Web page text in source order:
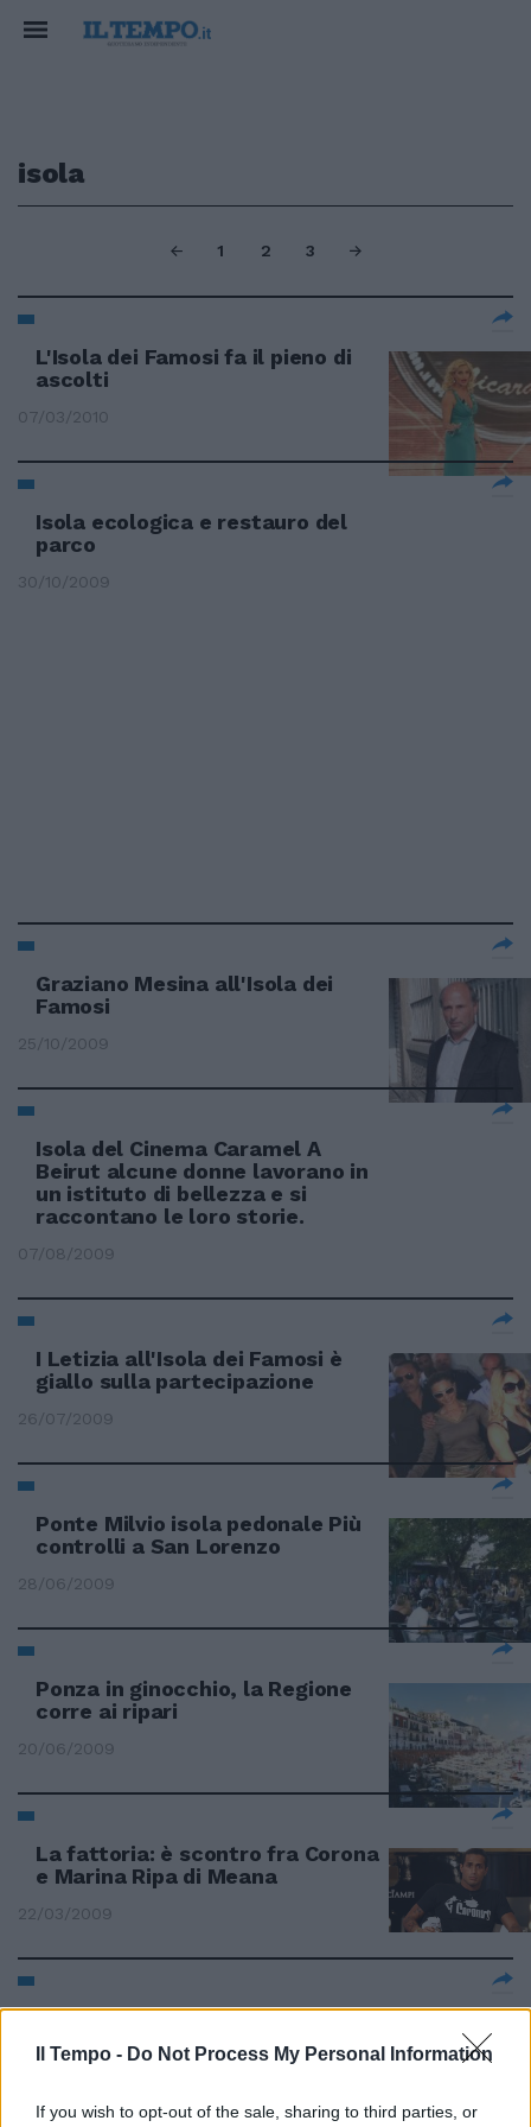
Il Tempo - Do Not Process My Personal Information
If you wish to opt-out of the sale, sharing to third parties, or
isola
1 2 3
L'Isola dei Famosi fa il pieno di
ascolti
07/03/2010
Isola ecologica e restauro del
parco
30/10/2009
Graziano Mesina all'Isola dei
Famosi
25/10/2009
Isola del Cinema Caramel A
Beirut alcune donne lavorano in
un istituto di bellezza e si
raccontano le loro storie.
07/08/2009
I Letizia all'Isola dei Famosi è
giallo sulla partecipazione
26/07/2009
Ponte Milvio isola pedonale Più
controlli a San Lorenzo
28/06/2009
Ponza in ginocchio, la Regione
corre ai ripari
20/06/2009
La fattoria: è scontro fra Corona
e Marina Ripa di Meana
22/03/2009
Corona e Belen si amano
davvero, "A letto facciamo
scintille"